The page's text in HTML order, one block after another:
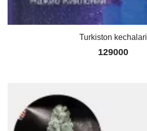
Turkiston kechalari
129000